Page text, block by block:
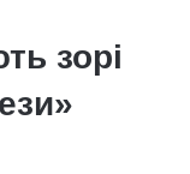
зорі